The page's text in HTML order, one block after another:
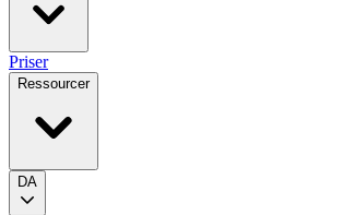
Priser
Ressourcer
DA